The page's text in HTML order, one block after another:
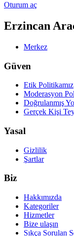
Oturum aç
Erzincan
Merkez
Güven
Etik Politikamız
Moderasyon
Doğrulanmış
Gerçek Kişi
Yasal
Gizlilik
Şartlar
Biz
Hakkımızda
Kategoriler
Hizmetler
Bize ulaşın
Sıkça Sorulan